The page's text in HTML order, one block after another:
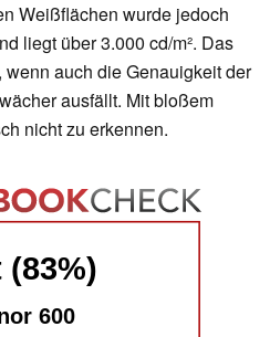
Weißflächen wurde jedoch
liegt über 3.000 cd/m². Das
auch die Genauigkeit der
ausfällt. Mit bloßem
nicht zu erkennen.
(83%)
600